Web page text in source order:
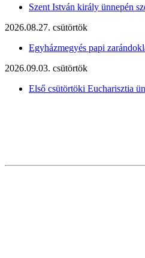
Szent István király ünnepén
2026.08.27. csütörtök
Egyházmegyés papi
2026.09.03. csütörtök
Első csütörtöki Eucharisztia